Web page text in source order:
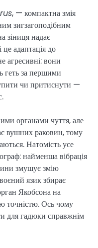
, — компактна змія
зигзагоподібним
зіниця надає
це адаптація до
агресивні: вони
геть за першими
чи притиснути —
органами чуття, але
вушних раковин, тому
Натомість усе
найменша вібрація
змушує змію
язик збирає
Якобсона на
точністю. Ось чому
для гадюки справжнім